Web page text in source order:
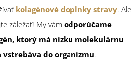
kolagénové doplnky stravy. Ale
záležať! My vám odporúčame
ktorý má nízku molekulárnu
vstrebáva do organizmu.